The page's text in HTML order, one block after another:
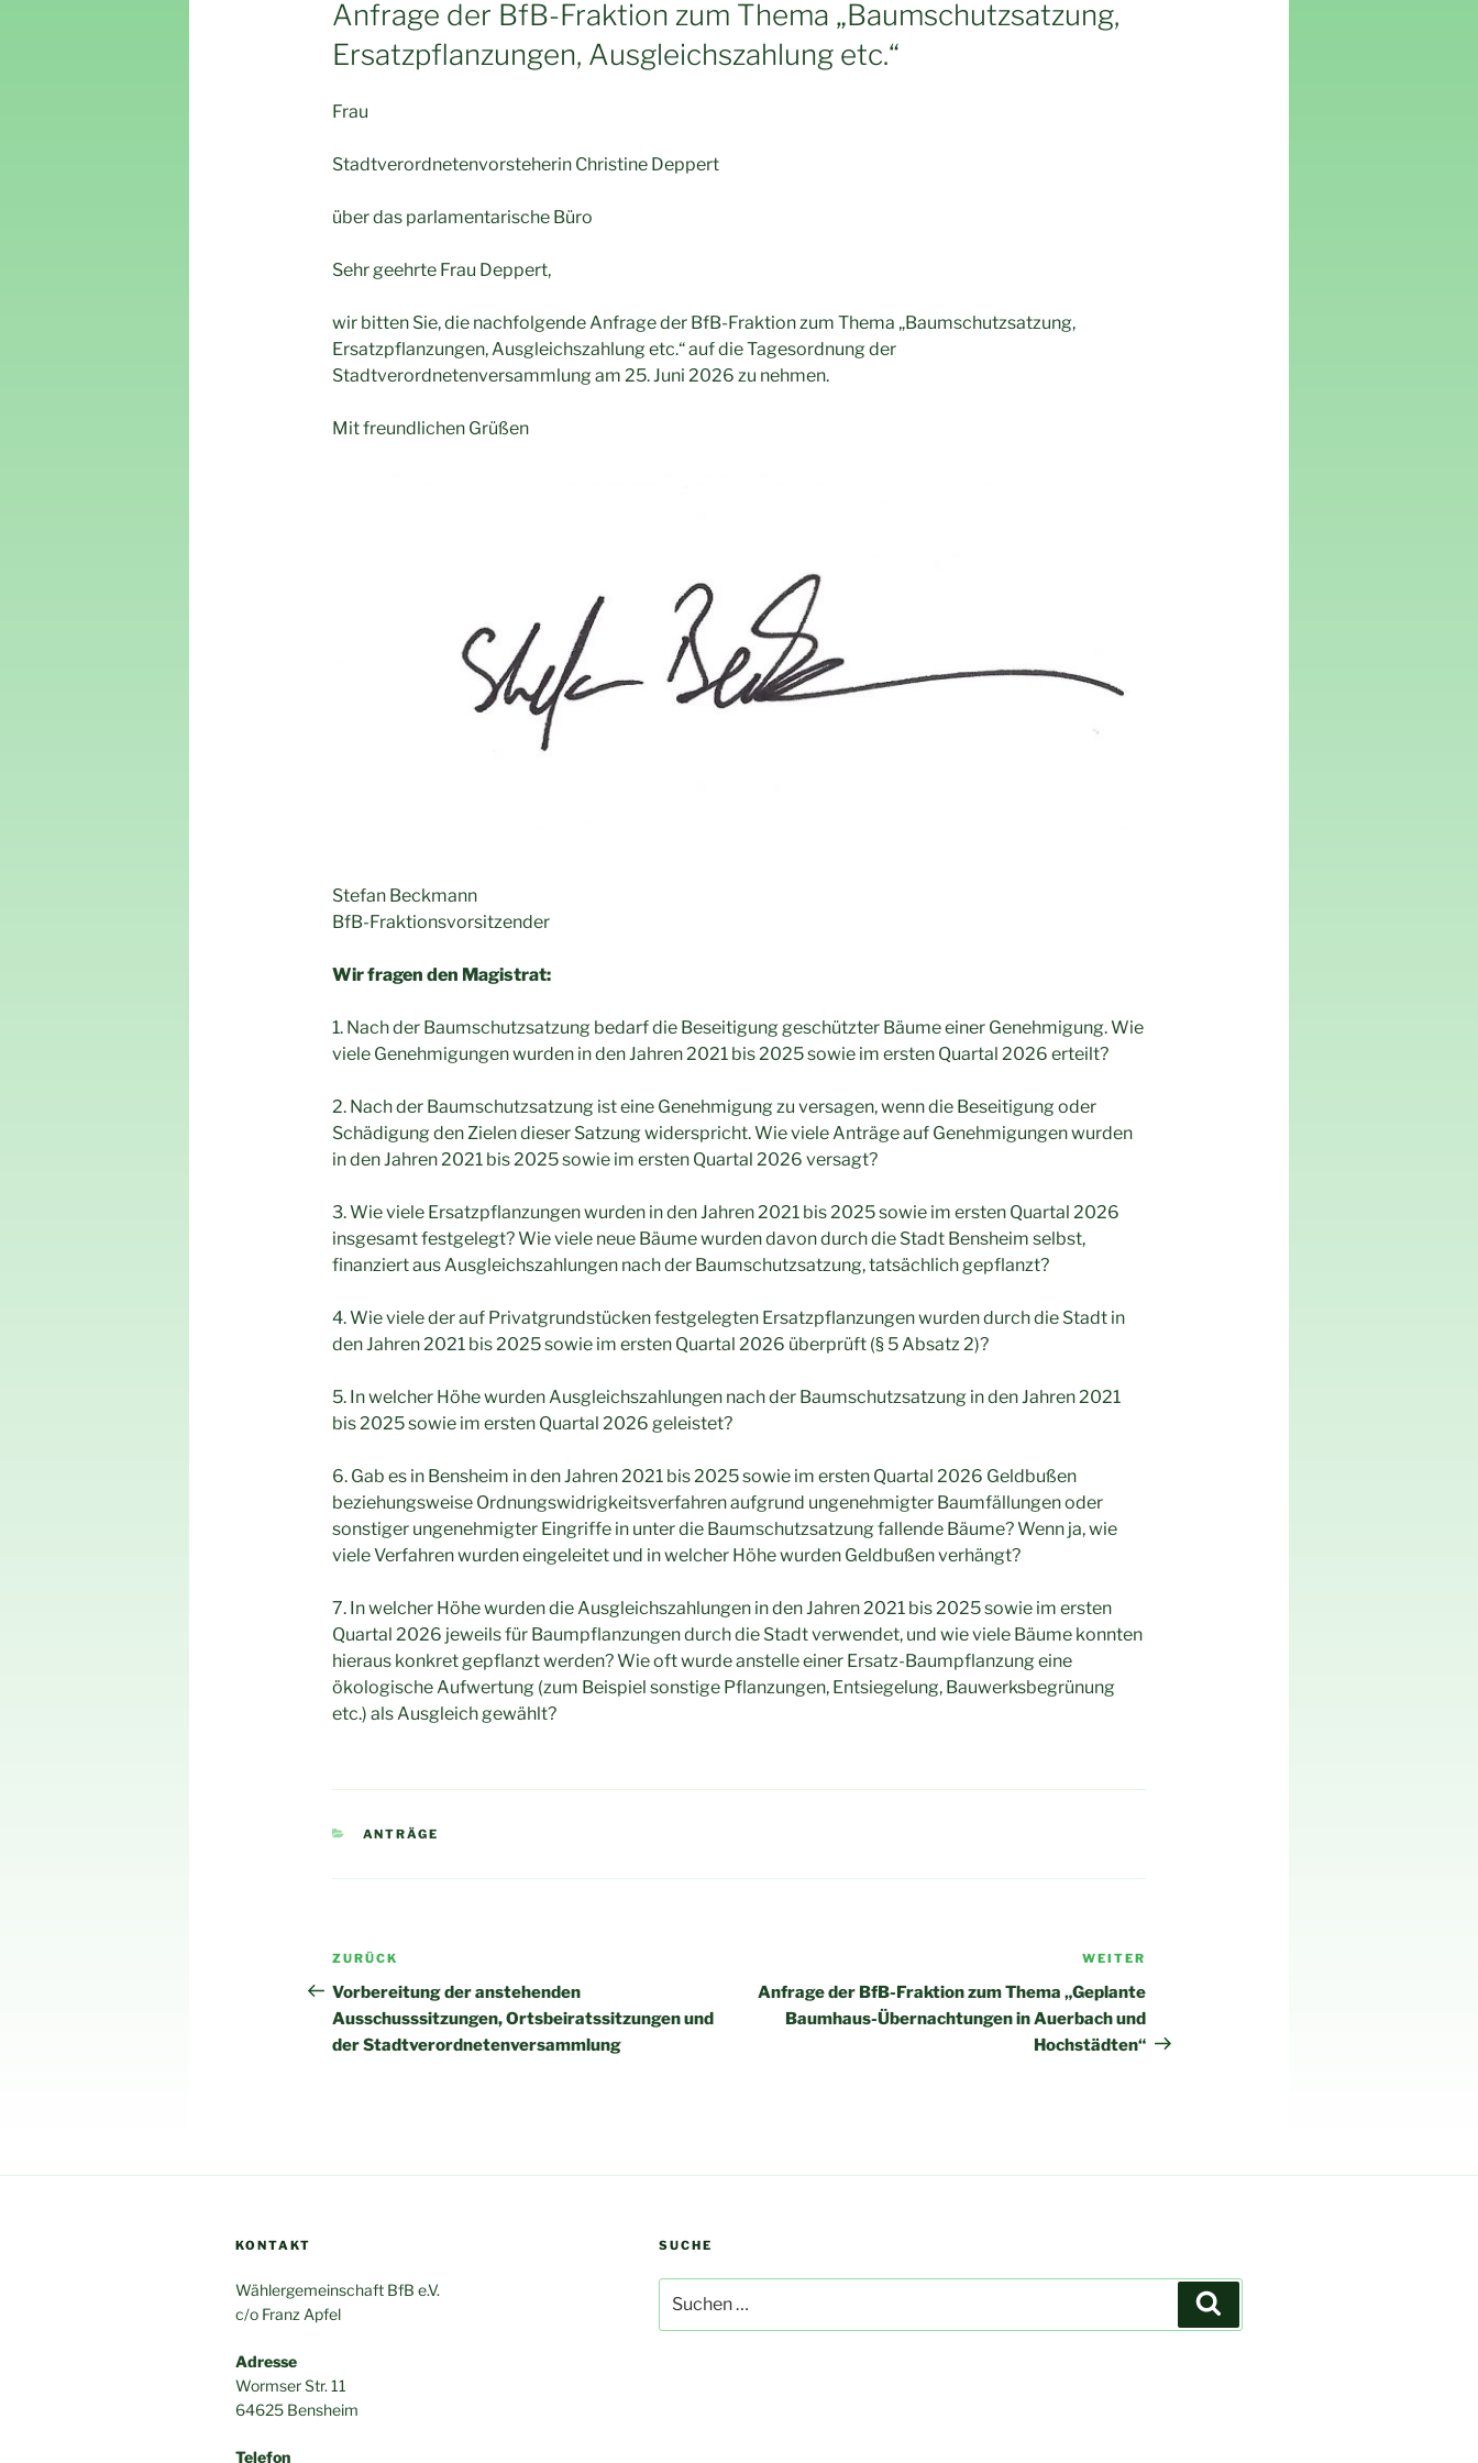
Anfrage der BfB-Fraktion zum Thema „Baumschutzsatzung,
Ersatzpflanzungen, Ausgleichszahlung etc.“
Frau
Stadtverordnetenvorsteherin Christine Deppert
über das parlamentarische Büro
Sehr geehrte Frau Deppert,
wir bitten Sie, die nachfolgende Anfrage der BfB-Fraktion zum Thema „Baumschutzsatzung,
Ersatzpflanzungen, Ausgleichszahlung etc.“ auf die Tagesordnung der
Stadtverordnetenversammlung am 25. Juni 2026 zu nehmen.
Mit freundlichen Grüßen
Stefan Beckmann
BfB-Fraktionsvorsitzender
Wir fragen den Magistrat:
1. Nach der Baumschutzsatzung bedarf die Beseitigung geschützter Bäume einer Genehmigung. Wie
viele Genehmigungen wurden in den Jahren 2021 bis 2025 sowie im ersten Quartal 2026 erteilt?
2. Nach der Baumschutzsatzung ist eine Genehmigung zu versagen, wenn die Beseitigung oder
Schädigung den Zielen dieser Satzung widerspricht. Wie viele Anträge auf Genehmigungen wurden
in den Jahren 2021 bis 2025 sowie im ersten Quartal 2026 versagt?
3. Wie viele Ersatzpflanzungen wurden in den Jahren 2021 bis 2025 sowie im ersten Quartal 2026
insgesamt festgelegt? Wie viele neue Bäume wurden davon durch die Stadt Bensheim selbst,
finanziert aus Ausgleichszahlungen nach der Baumschutzsatzung, tatsächlich gepflanzt?
4. Wie viele der auf Privatgrundstücken festgelegten Ersatzpflanzungen wurden durch die Stadt in
den Jahren 2021 bis 2025 sowie im ersten Quartal 2026 überprüft (§ 5 Absatz 2)?
5. In welcher Höhe wurden Ausgleichszahlungen nach der Baumschutzsatzung in den Jahren 2021
bis 2025 sowie im ersten Quartal 2026 geleistet?
6. Gab es in Bensheim in den Jahren 2021 bis 2025 sowie im ersten Quartal 2026 Geldbußen
beziehungsweise Ordnungswidrigkeitsverfahren aufgrund ungenehmigter Baumfällungen oder
sonstiger ungenehmigter Eingriffe in unter die Baumschutzsatzung fallende Bäume? Wenn ja, wie
viele Verfahren wurden eingeleitet und in welcher Höhe wurden Geldbußen verhängt?
7. In welcher Höhe wurden die Ausgleichszahlungen in den Jahren 2021 bis 2025 sowie im ersten
Quartal 2026 jeweils für Baumpflanzungen durch die Stadt verwendet, und wie viele Bäume konnten
hieraus konkret gepflanzt werden? Wie oft wurde anstelle einer Ersatz-Baumpflanzung eine
ökologische Aufwertung (zum Beispiel sonstige Pflanzungen, Entsiegelung, Bauwerksbegrünung
etc.) als Ausgleich gewählt?
KATEGORIEN
ANTRÄGE
Beitragsnavigation
Vorheriger
Beitrag
ZURÜCK
Vorbereitung der anstehenden
Ausschusssitzungen, Ortsbeiratssitzungen und
der Stadtverordnetenversammlung
Beitrag
WEITER
Anfrage der BfB-Fraktion zum Thema „Geplante
Baumhaus-Übernachtungen in Auerbach und
Hochstädten“
KONTAKT
Wählergemeinschaft BfB e.V.
c/o Franz Apfel
Adresse
Wormser Str. 11
64625 Bensheim
Telefon
SUCHE
nach: